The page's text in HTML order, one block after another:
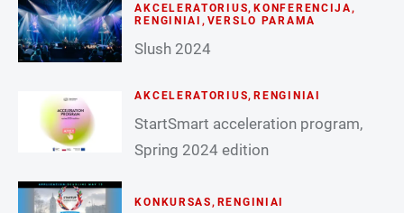
AKCELERATORIUS,KONFERENCIJA ,
RENGINIAI , VERSLO PARAMA
Slush 2024
AKCELERATORIUS,RENGINIAI
StartSmart acceleration program,
Spring 2024 edition
KONKURSAS, RENGINIAI